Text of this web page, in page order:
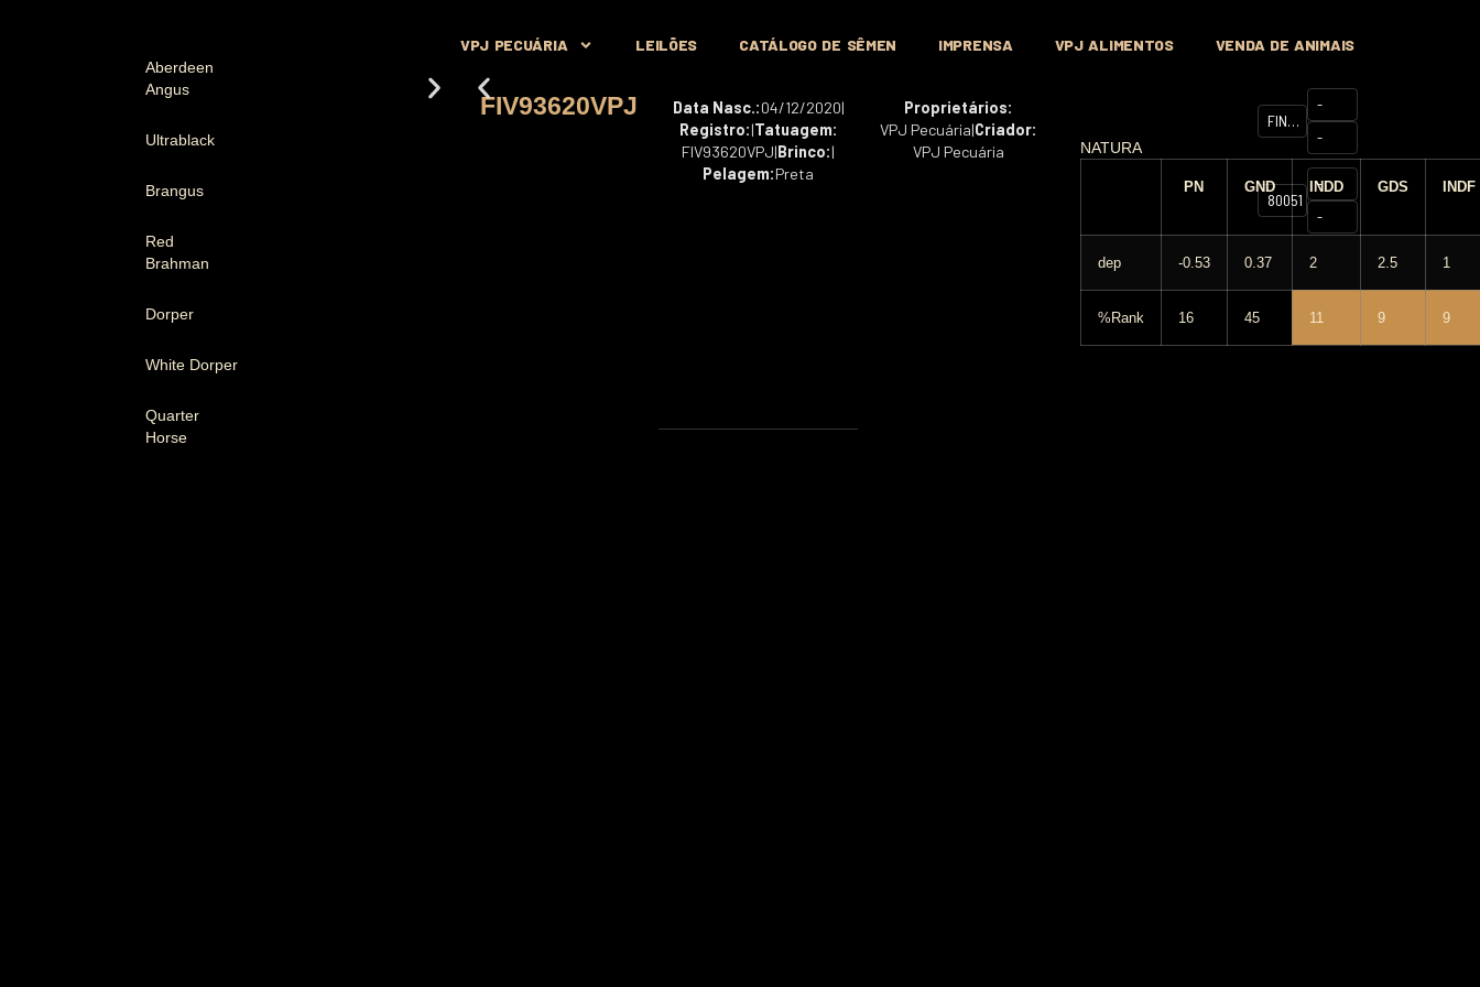
VPJ PECUÁRIA LEILÕES CATÁLOGO DE SÊMEN IMPRENSA VPJ ALIMENTOS VENDA DE ANIMAIS
Aberdeen
Angus
Ultrablack
Brangus
Red
Brahman
Dorper
White Dorper
Quarter
Horse
FIV93620VPJ Data Nasc.:04/12/2020|
Registro:|Tatuagem:
FIV93620VPJ|Brinco:|
Pelagem:Preta
Proprietários:
VPJ Pecuária|Criador:
VPJ Pecuária
NATURA
PN GND INDD GDS INDF
dep -0.53 0.37 2 2.5 1
%Rank 16 45 11 9 9
FINAL
CUT
894C33
-
-
800512EOD
-
-